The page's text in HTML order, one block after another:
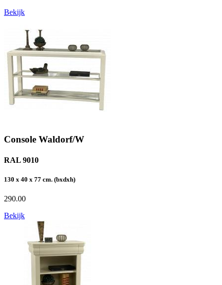
Bekijk
Console Waldorf/W
RAL 9010
130 x 40 x 77 cm. (bxdxh)
290.00
Bekijk